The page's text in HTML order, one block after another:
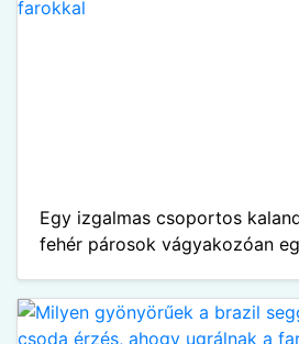
Egy izgalmas csoportos
fehér párosok vágyakozóan